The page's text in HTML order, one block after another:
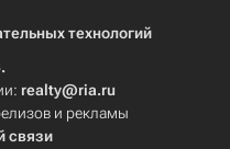
технологий
realty@ria.ru
и рекламы
связи